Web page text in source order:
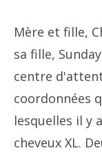
Mère et fille,
sa fille,
centre
coordonnées
lesquelles il y
cheveux XL.